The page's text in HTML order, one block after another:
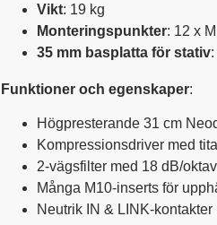
Vikt: 19 kg
Monteringspunkter: 12 x
35 mm basplatta för stativ
Funktioner och egenskaper:
Högpresterande 31 cm
Kompressionsdriver med
2-vägsfilter med 18 dB/oktav
Många M10-inserts för
Neutrik IN & LINK-kontakter